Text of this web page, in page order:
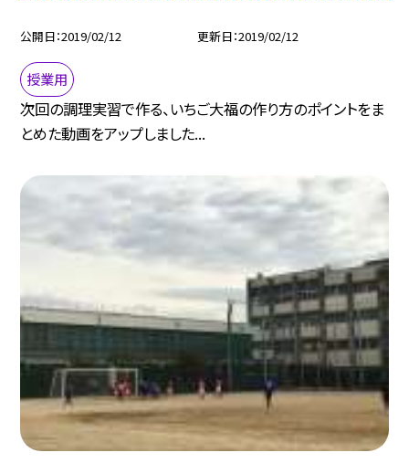
公開日 2019/02/12 更新日 2019/02/12
授業用
次回の調理実習で作る、いちご大福の作り方のポイントをま
とめた動画をアップしました...